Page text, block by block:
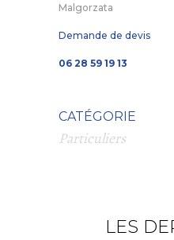
Malgorzata
Demande de devis
06 28 59 19 13
CATÉGORIE
Particuliers
LES